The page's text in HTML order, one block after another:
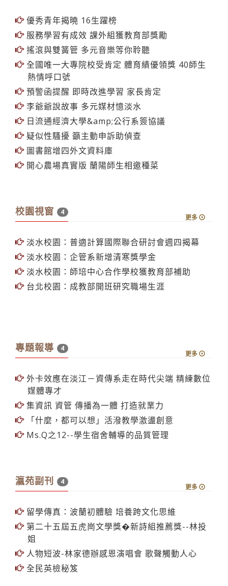
優秀青年揭曉 16生躍榜
服務學習有成效 課外組獲教育部獎勵
搖滾與雙簧管 多元音樂等你聆聽
全國唯一大專院校受肯定 體育績優領獎 40師生
熱情呼口號
預警函提醒 即時改進學習 家長肯定
李爺爺說故事 多元媒材憶淡水
日流通經濟大學&amp;公行系簽協議
疑似性騷擾 籲主動申訴助偵查
圖書館增四外文資料庫
開心農場真實版 蘭陽師生相邀種菜
校園視窗 4
更多
淡水校園：普適計算國際聯合研討會週四揭幕
淡水校園：企管系新增清寒獎學金
淡水校園：師培中心合作學校獲教育部補助
台北校園：成教部開班研究職場生涯
專題報導 4
更多
外卡效應在淡江－資傳系走在時代尖端 精練數位
媒體專才
集資訊 資管 傳播為一體 打造就業力
「什麼，都可以想」活潑教學激盪創意
Ms.Q之12--學生宿舍輔導的品質管理
瀛苑副刊 4
更多
留學傳真：波蘭初體驗 培養跨文化思維
第二十五屆五虎崗文學獎�新詩組推薦獎--林投
姐
人物短波-林家德辦感恩演唱會 歌聲觸動人心
全民英檢秘笈